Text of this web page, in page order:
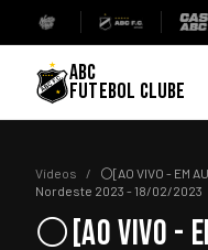
ABC
FUTEBOL CLUBE
Vídeos /
⚪[AO VIVO - EM
Nordeste 2023 - 18/02/2023
⚪[AO VIVO -